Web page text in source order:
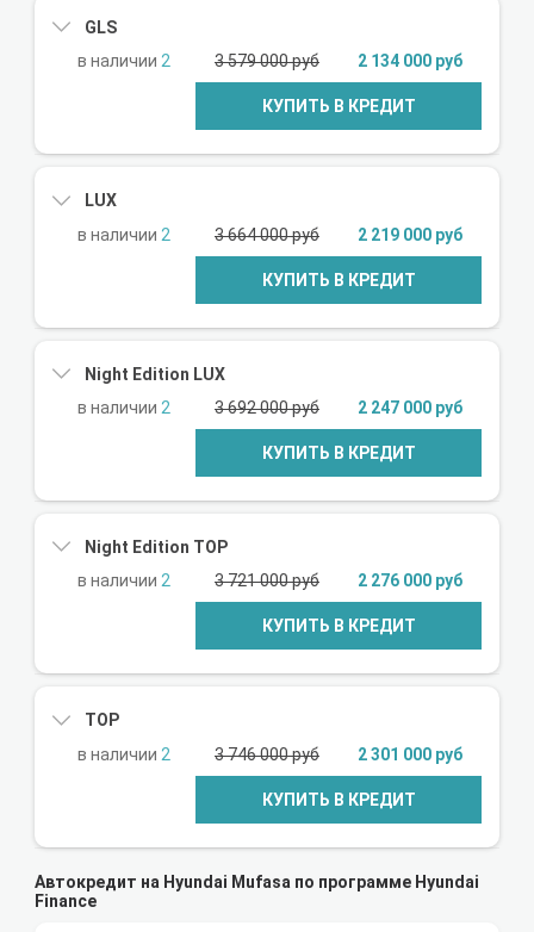
GLS
2
3 579 000 руб 2 134 000 руб
КУПИТЬ В КРЕДИТ
LUX
2
3 664 000 руб 2 219 000 руб
КУПИТЬ В КРЕДИТ
Night Edition LUX
2
3 692 000 руб 2 247 000 руб
КУПИТЬ В КРЕДИТ
Night Edition TOP
2
3 721 000 руб 2 276 000 руб
КУПИТЬ В КРЕДИТ
TOP
2
3 746 000 руб 2 301 000 руб
КУПИТЬ В КРЕДИТ
Автокредит на Hyundai Mufasa по программе Hyundai
Finance